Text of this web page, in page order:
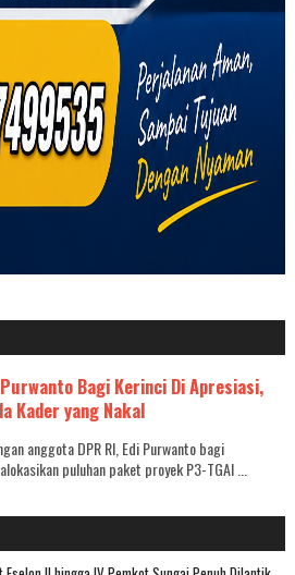
Bagi Kerinci Di Apresiasi,
Kader yang Nakal
anggota DPR RI, Edi Purwanto bagi
puluhan paket proyek P3-TGAI ...